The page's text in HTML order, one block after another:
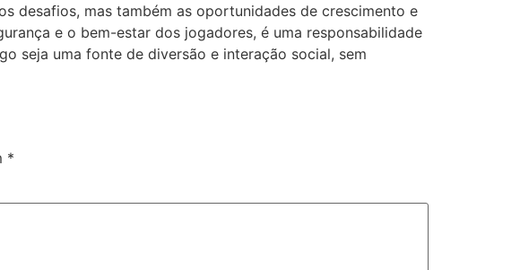
desafios, mas também as oportunidades de crescimento e
e o bem-estar dos jogadores, é uma responsabilidade
seja uma fonte de diversão e interação social, sem
*